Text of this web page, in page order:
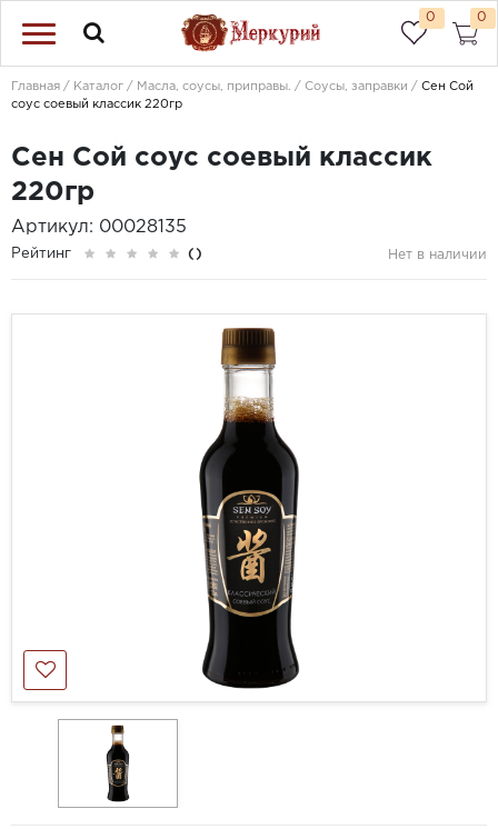
0 0
Главная Каталог Масла, соусы, приправы. Соусы, заправки
Сен Сой
соус соевый классик 220гр
Сен Сой соус соевый классик
220гр
Артикул: 00028135
Рейтинг () Нет в наличии